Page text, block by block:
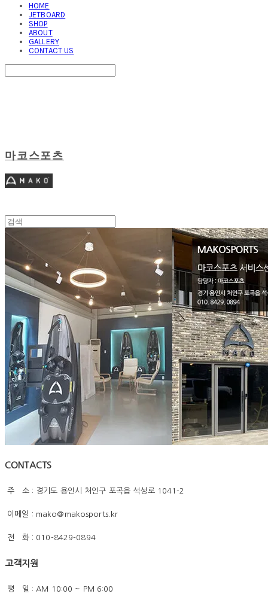
HOME
JETBOARD
SHOP
ABOUT
GALLERY
CONTACT US
마코스포츠
CONTACTS
주 소 : 경기도 용인시 처인구 포곡읍 석성로 1041-2
이메일 : mako@makosports.kr
전 화 : 010-8429-0894
고객지원
평 일 : AM 10:00 ~ PM 6:00